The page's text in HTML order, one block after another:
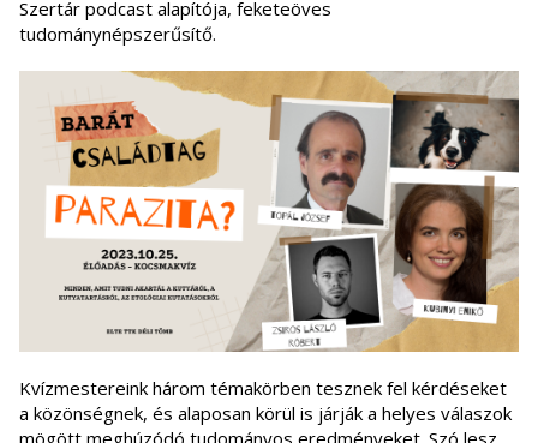
Szertár podcast alapítója, feketeöves
tudománynépszerűsítő.
Kvízmestereink három témakörben tesznek fel kérdéseket
a közönségnek, és alaposan körül is járják a helyes válaszok